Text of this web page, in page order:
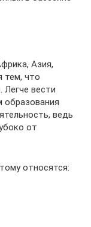
Азия,
тем, что
вести
образования
ведь
от
относятся: